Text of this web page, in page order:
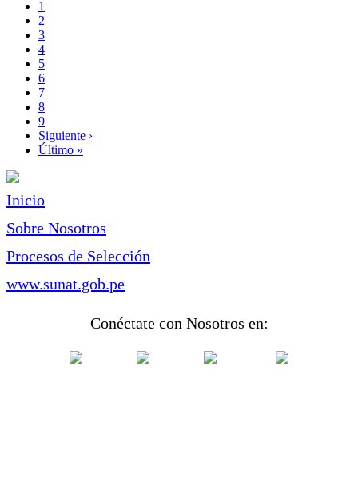
Paginación
Página
actual
1
Page
2
Page
3
Page
4
Page
5
Page
6
Page
7
Page
8
Page
9
Siguiente
página
Siguiente ›
Última
Último »
Inicio
Sobre Nosotros
Procesos de Selección
www.sunat.gob.pe
Conéctate con Nosotros en: